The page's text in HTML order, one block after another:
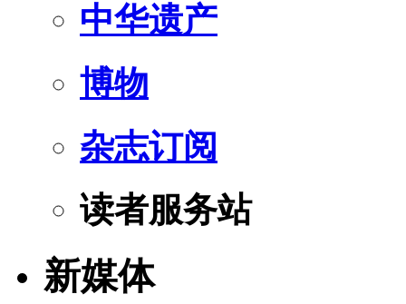
中华遗产
博物
杂志订阅
读者服务站
新媒体